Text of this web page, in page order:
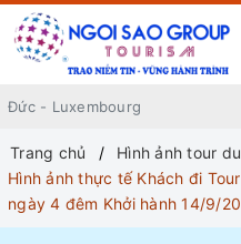
Trang chủ
Hình ảnh tour
Hình ảnh thực tế Khách đi
ngày 4 đêm Khởi hành 14/9/